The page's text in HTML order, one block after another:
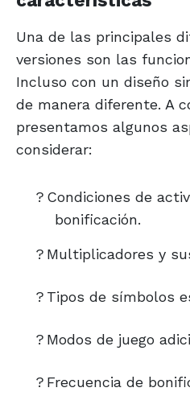
Una de las principales
versiones son las
Incluso con un diseño
de manera diferente. A
presentamos algunos
considerar:
? Condiciones de
bonificación.
? Multiplicadores y
? Tipos de símbolos
? Modos de juego
? Frecuencia de